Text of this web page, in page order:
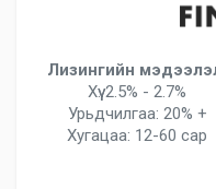
Лизингийн
Хүү: 2.5% - 2.7%
Урьдчилгаа: 20% +
Хугацаа: 12-60 сар